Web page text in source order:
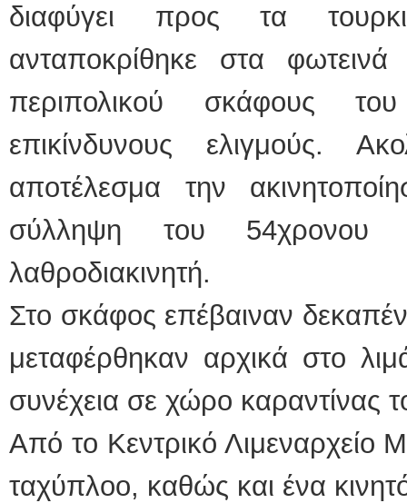
διαφύγει προς τα
ανταποκρίθηκε στα
περιπολικού σκάφους του
επικίνδυνους ελιγμούς.
αποτέλεσμα την
σύλληψη του 54χρονου
λαθροδιακινητή.
Στο σκάφος επέβαιναν
μεταφέρθηκαν αρχικά στο
συνέχεια σε χώρο
Από το Κεντρικό Λιμεναρχείο
ταχύπλοο, καθώς και ένα